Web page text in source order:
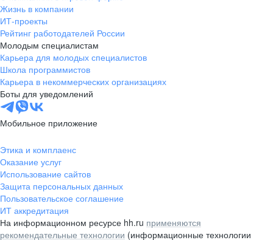
Жизнь в компании
ИТ-проекты
Рейтинг работодателей России
Молодым специалистам
Карьера для молодых специалистов
Школа программистов
Карьера в некоммерческих организациях
Боты для уведомлений
Мобильное приложение
Этика и комплаенс
Оказание услуг
Использование сайтов
Защита персональных данных
Пользовательское соглашение
ИТ аккредитация
На информационном ресурсе hh.ru применяются
рекомендательные технологии (информационные технологии